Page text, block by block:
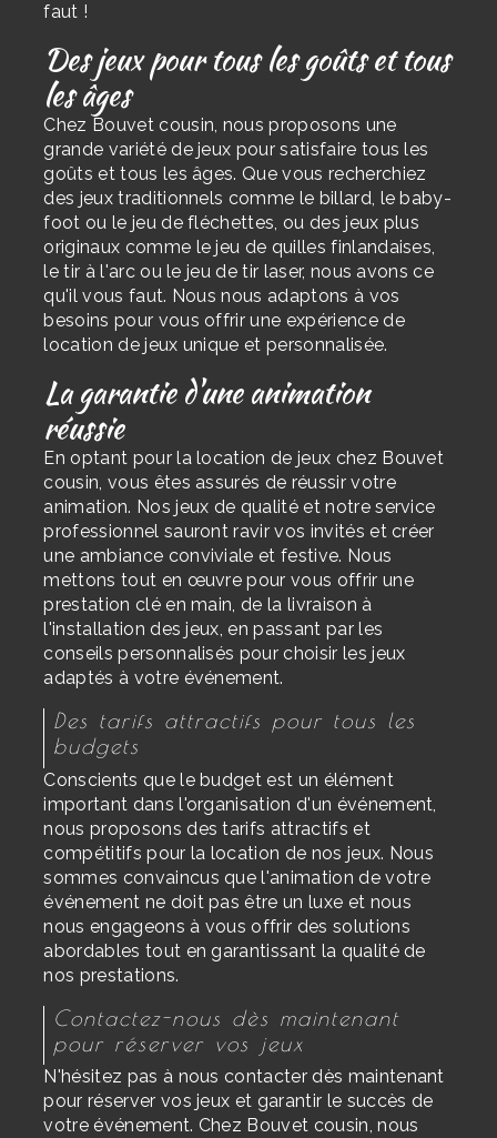
faut !
Des jeux pour tous les goûts et tous
les âges
Chez Bouvet cousin, nous proposons une
grande variété de jeux pour satisfaire tous les
goûts et tous les âges. Que vous recherchiez
des jeux traditionnels comme le billard, le baby-
foot ou le jeu de fléchettes, ou des jeux plus
originaux comme le jeu de quilles finlandaises,
le tir à l'arc ou le jeu de tir laser, nous avons ce
qu'il vous faut. Nous nous adaptons à vos
besoins pour vous offrir une expérience de
location de jeux unique et personnalisée.
La garantie d'une animation
réussie
En optant pour la location de jeux chez Bouvet
cousin, vous êtes assurés de réussir votre
animation. Nos jeux de qualité et notre service
professionnel sauront ravir vos invités et créer
une ambiance conviviale et festive. Nous
mettons tout en œuvre pour vous offrir une
prestation clé en main, de la livraison à
l'installation des jeux, en passant par les
conseils personnalisés pour choisir les jeux
adaptés à votre événement.
Des tarifs attractifs pour tous les
budgets
Conscients que le budget est un élément
important dans l'organisation d'un événement,
nous proposons des tarifs attractifs et
compétitifs pour la location de nos jeux. Nous
sommes convaincus que l'animation de votre
événement ne doit pas être un luxe et nous
nous engageons à vous offrir des solutions
abordables tout en garantissant la qualité de
nos prestations.
Contactez-nous dès maintenant
pour réserver vos jeux
N'hésitez pas à nous contacter dès maintenant
pour réserver vos jeux et garantir le succès de
votre événement. Chez Bouvet cousin, nous